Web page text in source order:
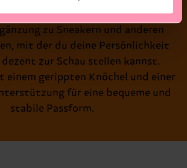
zu Sneakern und anderen
mit der du deine Persönlichkeit
zur Schau stellen kannst.
gerippten Knöchel und einer
für eine bequeme und
stabile Passform.